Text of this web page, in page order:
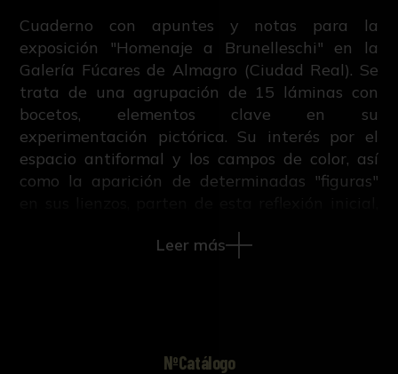
Cuaderno con apuntes y notas para la
exposición "Homenaje a Brunelleschi" en la
Galería Fúcares de Almagro (Ciudad Real). Se
trata de una agrupación de 15 láminas con
bocetos, elementos clave en su
experimentación pictórica. Su interés por el
espacio antiformal y los campos de color, así
como la aparición de determinadas "figuras"
con términos como "ventana" o "perspectiva",
Leer más
NºCatálogo